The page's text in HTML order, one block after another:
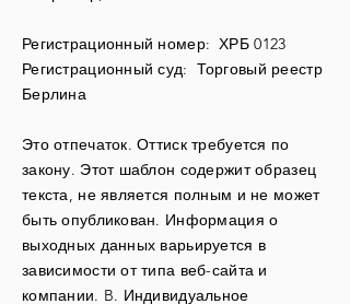
Регистрационный номер: ХРБ 0123
Регистрационный суд: Торговый реестр
Берлина
Это отпечаток. Оттиск требуется по
закону. Этот шаблон содержит образец
текста, не является полным и не может
быть опубликован. Информация о
выходных данных варьируется в
зависимости от типа веб-сайта и
компании. B. Индивидуальное